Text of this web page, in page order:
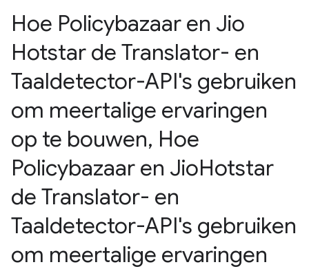
Hoe Policybazaar en Jio
Hotstar de Translator- en
Taaldetector-API's gebruiken
om meertalige ervaringen
op te bouwen, Hoe
Policybazaar en JioHotstar
de Translator- en
Taaldetector-API's gebruiken
om meertalige ervaringen